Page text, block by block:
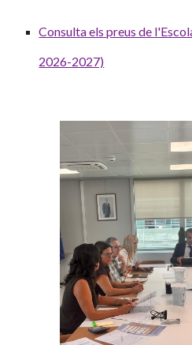
Consulta els preus de
2026-2027)